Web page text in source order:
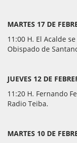
MARTES 17 DE
11:00 H. El Acalde
Obispado de
JUEVES 12 DE
11:20 H. Fernando
Radio Teiba.
MARTES 10 DE